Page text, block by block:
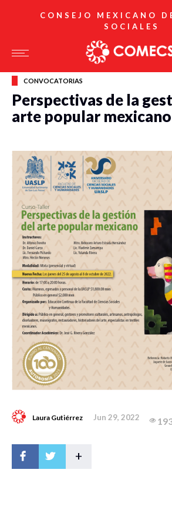
CONSEJO MEXICANO
SOCIALES
CONVOCATORIAS
Perspectivas de la
arte popular mexicano
Laura Gutiérrez Jun 29, 2022
+